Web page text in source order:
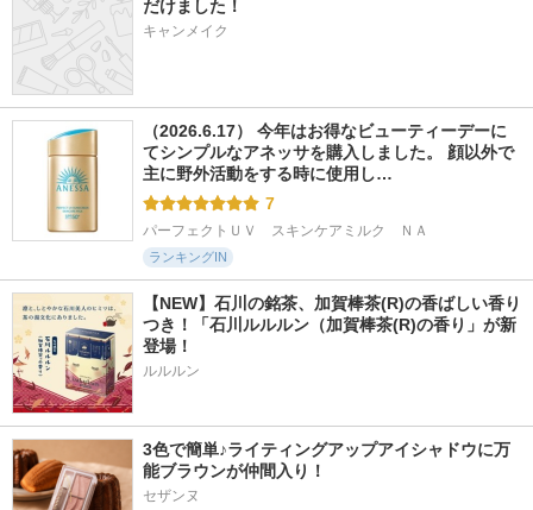
だけました！
キャンメイク
（2026.6.17） 今年はお得なビューティーデーに
てシンプルなアネッサを購入しました。 顔以外で
主に野外活動をする時に使用し…
7
パーフェクトＵＶ　スキンケアミルク　ＮＡ
ランキングIN
【NEW】石川の銘茶、加賀棒茶(R)の香ばしい香り
つき！「石川ルルルン（加賀棒茶(R)の香り」が新
登場！
ルルルン
3色で簡単♪ライティングアップアイシャドウに万
能ブラウンが仲間入り！
セザンヌ